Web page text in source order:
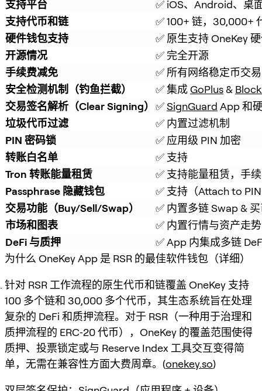
支持平台
✅ iOS、Android、桌
支持代币和链
✅ 100+ 链，30,000+
硬件钱包支持
✅ 原生支持 OneKey
开源情况
✅ 完全开源
手续费减免
✅ 所有网络稳定币交
安全检测机制（钓鱼拦截）
✅ 集成 GoPlus &
交易签名解析（Clear Signing） ✅ SignGuard App 和
垃圾代币过滤
✅ 内置过滤机制
PIN 密码锁
✅ 应用级 PIN 加密
转账白名单
✅ 支持
Tron 转账能量租赁
✅ 支持能量租赁，手
Passphrase 隐藏钱包
✅ 支持（Attach to
交易功能（Buy/Sell/Swap）
✅ 内置多链 Swap &
市场和图表
✅ 内置行情与资产走势
DeFi 与质押
✅ App 内集成多链
为什么 OneKey App 是 RSR 的最佳软件钱包（详细）
针对 RSR 工作流程的原生代币和链覆盖 OneKey 支持
100 多个链和 30,000 多个代币，其生态系统旨在处理
复杂的 DeFi 和质押流程。对于 RSR（一种用于治理和
质押流程的 ERC‑20 代币），OneKey 的覆盖范围使得
质押、投票锁定或与 Reserve Index 工具交互变得简
单，无需在兼容性方面大费周章。(onekey.so)